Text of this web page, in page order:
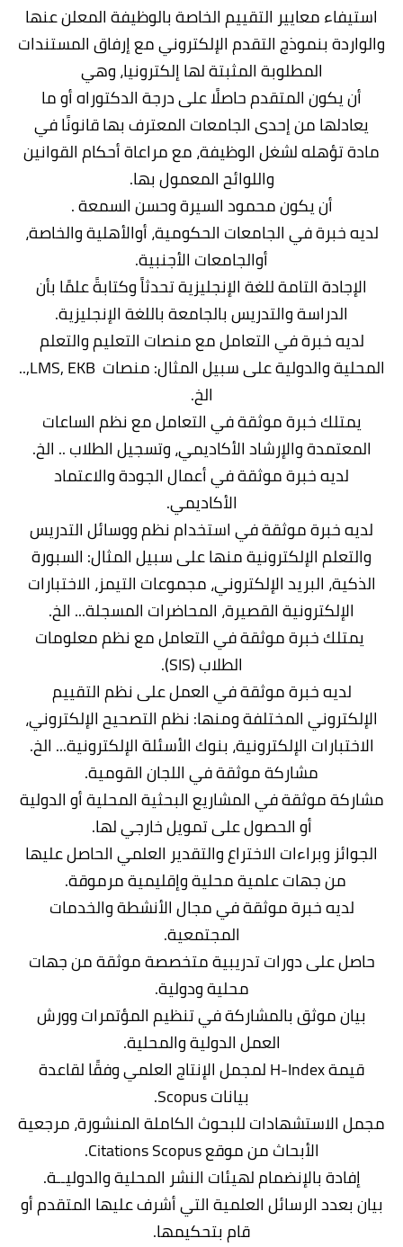
استيفاء معايير التقييم الخاصة بالوظيفة المعلن عنها
والواردة بنموذج التقدم الإلكتروني مع إرفاق المستندات
المطلوبة المثبتة لها إلكترونيا، وهي
أن يكون المتقدم حاصلًا على درجة الدكتوراه أو ما
يعادلها من إحدى الجامعات المعترف بها قانونًا في
مادة تؤهله لشغل الوظيفة، مع مراعاة أحكام القوانين
واللوائح المعمول بها.
أن يكون محمود السيرة وحسن السمعة .
لديه خبرة في الجامعات الحكومية، أوالأهلية والخاصة،
أوالجامعات الأجنبية.
الإجادة التامة للغة الإنجليزية تحدثاً وكتابةً علمًا بأن
الدراسة والتدريس بالجامعة باللغة الإنجليزية.
لديه خبرة في التعامل مع منصات التعليم والتعلم
المحلية والدولية على سبيل المثال: منصات LMS, EKB,..
الخ.
يمتلك خبرة موثقة في التعامل مع نظم الساعات
المعتمدة والإرشاد الأكاديمي، وتسجيل الطلاب .. الخ.
لديه خبرة موثقة في أعمال الجودة والاعتماد
الأكاديمي.
لديه خبرة موثقة في استخدام نظم ووسائل التدريس
والتعلم الإلكترونية منها على سبيل المثال: السبورة
الذكية، البريد الإلكتروني، مجموعات التيمز، الاختبارات
الإلكترونية القصيرة، المحاضرات المسجلة... الخ.
يمتلك خبرة موثقة في التعامل مع نظم معلومات
الطلاب (SIS).
لديه خبرة موثقة في العمل على نظم التقييم
الإلكتروني المختلفة ومنها: نظم التصحيح الإلكتروني،
الاختبارات الإلكترونية، بنوك الأسئلة الإلكترونية... الخ.
مشاركة موثقة في اللجان القومية.
مشاركة موثقة في المشاريع البحثية المحلية أو الدولية
أو الحصول على تمويل خارجي لها.
الجوائز وبراءات الاختراع والتقدير العلمي الحاصل عليها
من جهات علمية محلية وإقليمية مرموقة.
لديه خبرة موثقة في مجال الأنشطة والخدمات
المجتمعية.
حاصل على دورات تدريبية متخصصة موثقة من جهات
محلية ودولية.
بيان موثق بالمشاركة في تنظيم المؤتمرات وورش
العمل الدولية والمحلية.
قيمة H-Index لمجمل الإنتاج العلمي وفقًا لقاعدة
بيانات Scopus.
مجمل الاستشهادات للبحوث الكاملة المنشورة، مرجعية
الأبحاث من موقع Citations Scopus.
إفادة بالإنضمام لهيئات النشر المحلية والدوليــة.
بيان بعدد الرسائل العلمية التي أشرف عليها المتقدم أو
قام بتحكيمها.